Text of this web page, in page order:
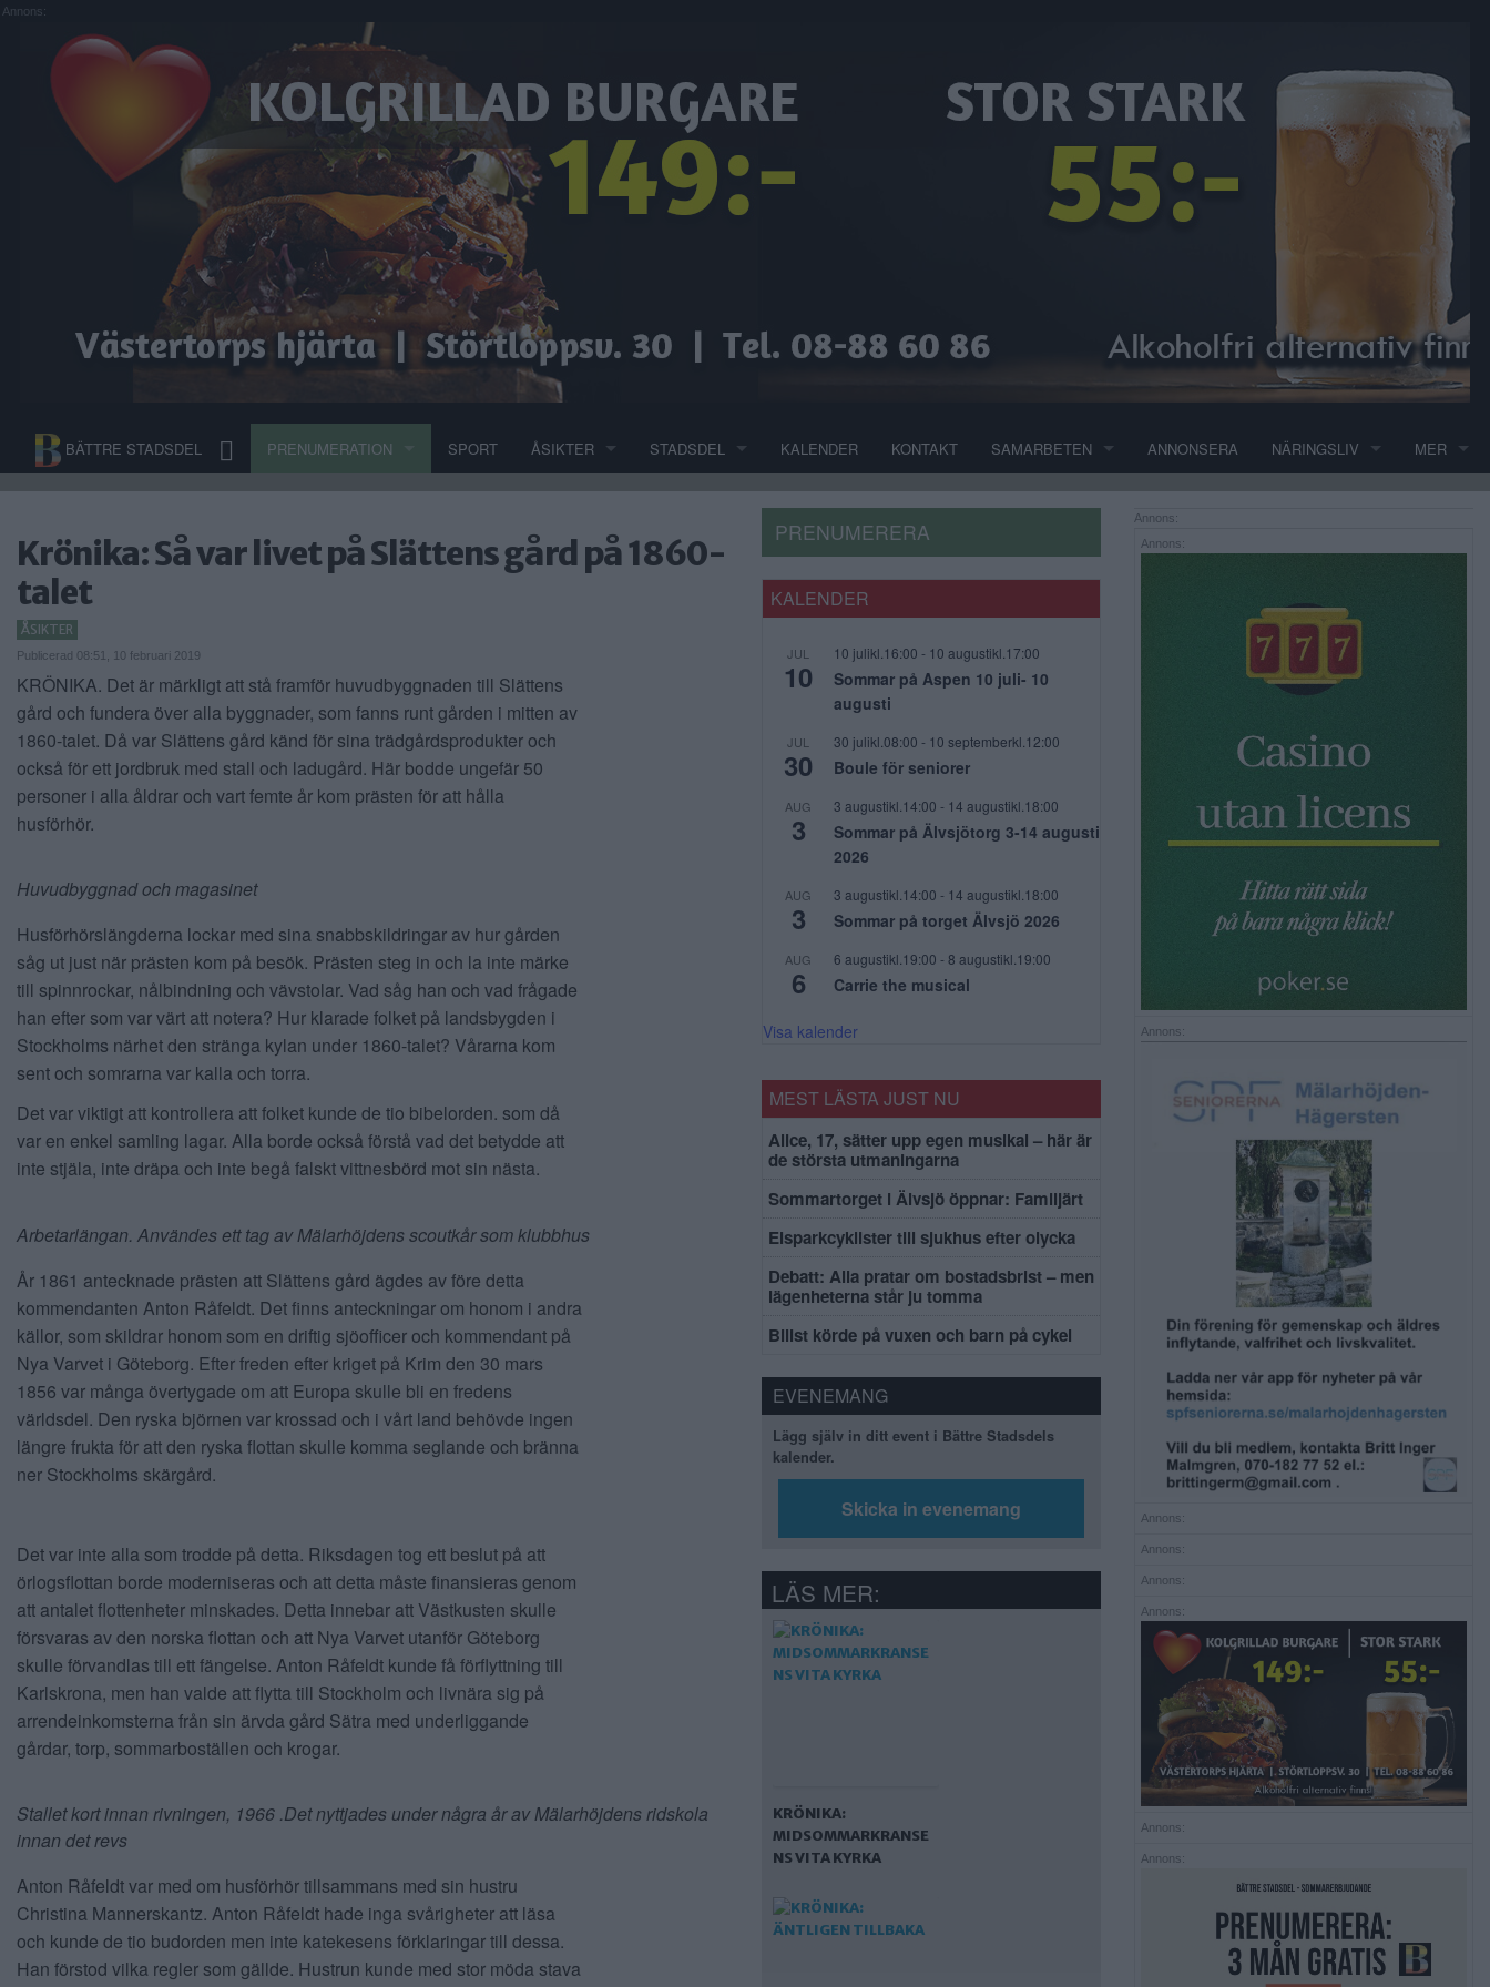
Annons:
BÄTTRE STADSDEL PRENUMERATION SPORT ÅSIKTER STADSDEL KALENDER KONTAKT SAMARBETEN ANNONSERA NÄRINGSLIV MER
Krönika: Så var livet på Slättens gård på 1860-
talet
ÅSIKTER
Publicerad 08:51, 10 februari 2019
KRÖNIKA. Det är märkligt att stå framför huvudbyggnaden till Slättens
gård och fundera över alla byggnader, som fanns runt gården i mitten av
1860-talet. Då var Slättens gård känd för sina trädgårdsprodukter och
också för ett jordbruk med stall och ladugård. Här bodde ungefär 50
personer i alla åldrar och vart femte år kom prästen för att hålla
husförhör.
Huvudbyggnad och magasinet
Husförhörslängderna lockar med sina snabbskildringar av hur gården
såg ut just när prästen kom på besök. Prästen steg in och la inte märke
till spinnrockar, nålbindning och vävstolar. Vad såg han och vad frågade
han efter som var värt att notera? Hur klarade folket på landsbygden i
Stockholms närhet den stränga kylan under 1860-talet? Vårarna kom
sent och somrarna var kalla och torra.
Det var viktigt att kontrollera att folket kunde de tio bibelorden. som då
var en enkel samling lagar. Alla borde också förstå vad det betydde att
inte stjäla, inte dräpa och inte begå falskt vittnesbörd mot sin nästa.
Arbetarlängan. Användes ett tag av Mälarhöjdens scoutkår som klubbhus
År 1861 antecknade prästen att Slättens gård ägdes av före detta
kommendanten Anton Råfeldt. Det finns anteckningar om honom i andra
källor, som skildrar honom som en driftig sjöofficer och kommendant på
Nya Varvet i Göteborg. Efter freden efter kriget på Krim den 30 mars
1856 var många övertygade om att Europa skulle bli en fredens
världsdel. Den ryska björnen var krossad och i vårt land behövde ingen
längre frukta för att den ryska flottan skulle komma seglande och bränna
ner Stockholms skärgård.
Det var inte alla som trodde på detta. Riksdagen tog ett beslut på att
örlogsflottan borde moderniseras och att detta måste finansieras genom
att antalet flottenheter minskades. Detta innebar att Västkusten skulle
försvaras av den norska flottan och att Nya Varvet utanför Göteborg
skulle förvandlas till ett fängelse. Anton Råfeldt kunde få förflyttning till
Karlskrona, men han valde att flytta till Stockholm och livnära sig på
arrendeinkomsterna från sin ärvda gård Sätra med underliggande
gårdar, torp, sommarboställen och krogar.
Stallet kort innan rivningen, 1966 .Det nyttjades under några år av Mälarhöjdens ridskola
innan det revs
Anton Råfeldt var med om husförhör tillsammans med sin hustru
Christina Mannerskantz. Anton Råfeldt hade inga svårigheter att läsa
och kunde de tio budorden men inte katekesens förklaringar till dessa.
Han förstod vilka regler som gällde. Hustrun kunde med stor möda stava
PRENUMERERA
KALENDER
JUL
10
10 julikl.16:00 - 10 augustikl.17:00
Sommar på Aspen 10 juli- 10
augusti
JUL
30
30 julikl.08:00 - 10 septemberkl.12:00
Boule för seniorer
AUG
3
3 augustikl.14:00 - 14 augustikl.18:00
Sommar på Älvsjötorg 3-14 augusti
2026
AUG
3
3 augustikl.14:00 - 14 augustikl.18:00
Sommar på torget Älvsjö 2026
AUG
6
6 augustikl.19:00 - 8 augustikl.19:00
Carrie the musical
Visa kalender
MEST LÄSTA JUST NU
Alice, 17, sätter upp egen musikal – här är
de största utmaningarna
Sommartorget i Älvsjö öppnar: Familjärt
Elsparkcyklister till sjukhus efter olycka
Debatt: Alla pratar om bostadsbrist – men
lägenheterna står ju tomma
Bilist körde på vuxen och barn på cykel
EVENEMANG
Lägg själv in ditt event i Bättre Stadsdels
kalender.
Skicka in evenemang
LÄS MER:
KRÖNIKA:
MIDSOMMARKRANSE
NS VITA KYRKA
Annons:
Annons:
Annons:
Annons:
Annons:
Annons:
Annons:
Annons:
Annons: